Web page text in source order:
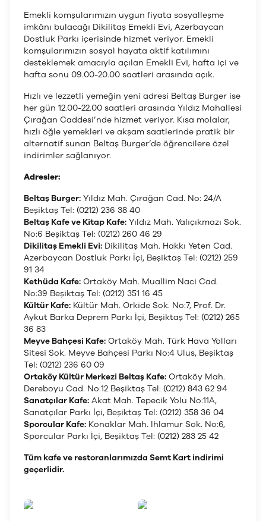
Emekli komşularımızın uygun fiyata sosyalleşme
imkânı bulacağı Dikilitaş Emekli Evi, Azerbaycan
Dostluk Parkı içerisinde hizmet veriyor. Emekli
komşularımızın sosyal hayata aktif katılımını
desteklemek amacıyla açılan Emekli Evi, hafta içi ve
hafta sonu 09.00-20.00 saatleri arasında açık.
Hızlı ve lezzetli yemeğin yeni adresi Beltaş Burger ise
her gün 12.00-22.00 saatleri arasında Yıldız Mahallesi
Çırağan Caddesi’nde hizmet veriyor. Kısa molalar,
hızlı öğle yemekleri ve akşam saatlerinde pratik bir
alternatif sunan Beltaş Burger’de öğrencilere özel
indirimler sağlanıyor.
Adresler:
Beltaş Burger: Yıldız Mah. Çırağan Cad. No: 24/A
Beşiktaş Tel: (0212) 236 38 40
Beltaş Kafe ve Kitap Kafe: Yıldız Mah. Yalıçıkmazı Sok.
No:6 Beşiktaş Tel: (0212) 260 46 29
Dikilitaş Emekli Evi: Dikilitaş Mah. Hakkı Yeten Cad.
Azerbaycan Dostluk Parkı İçi, Beşiktaş Tel: (0212) 259
91 34
Kethüda Kafe: Ortaköy Mah. Muallim Naci Cad.
No:39 Beşiktaş Tel: (0212) 351 16 45
Kültür Kafe: Kültür Mah. Orkide Sok. No:7, Prof. Dr.
Aykut Barka Deprem Parkı İçi, Beşiktaş Tel: (0212) 265
36 83
Meyve Bahçesi Kafe: Ortaköy Mah. Türk Hava Yolları
Sitesi Sok. Meyve Bahçesi Parkı No:4 Ulus, Beşiktaş
Tel: (0212) 236 60 09
Ortaköy Kültür Merkezi Beltaş Kafe: Ortaköy Mah.
Dereboyu Cad. No:12 Beşiktaş Tel: (0212) 843 62 94
Sanatçılar Kafe: Akat Mah. Tepecik Yolu No:11A,
Sanatçılar Parkı İçi, Beşiktaş Tel: (0212) 358 36 04
Sporcular Kafe: Konaklar Mah. Ihlamur Sok. No:6,
Sporcular Parkı İçi, Beşiktaş Tel: (0212) 283 25 42
Tüm kafe ve restoranlarımızda Semt Kart indirimi
geçerlidir.